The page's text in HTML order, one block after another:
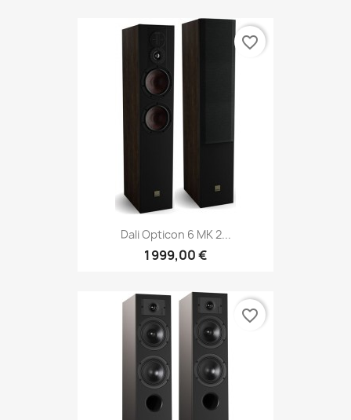
Dali Opticon 6 MK 2...
1 999,00 €
favorite_border
favorite_border